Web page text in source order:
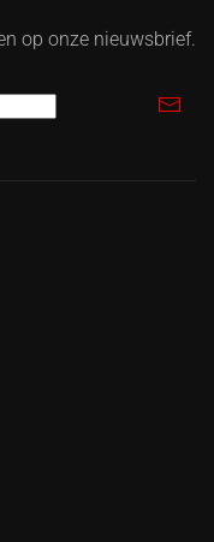
op onze nieuwsbrief.